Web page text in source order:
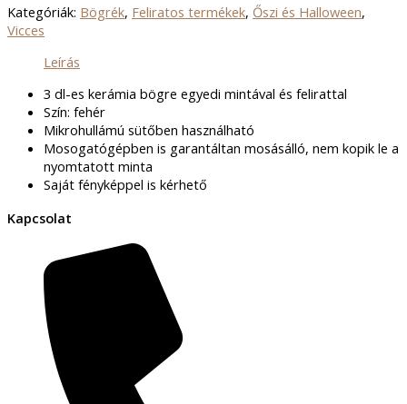
Kategóriák: Bögrék, Feliratos termékek, Őszi és Halloween,
Vicces
Leírás
3 dl-es kerámia bögre egyedi mintával és felirattal
Szín: fehér
Mikrohullámú sütőben használható
Mosogatógépben is garantáltan mosásálló, nem kopik le a
nyomtatott minta
Saját fényképpel is kérhető
Kapcsolat